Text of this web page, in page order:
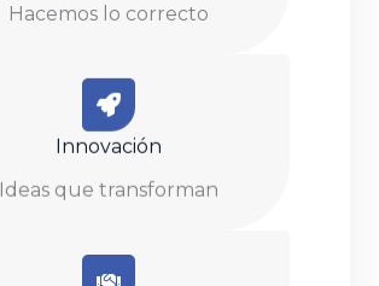
Hacemos lo correcto
Innovación
Ideas que transforman